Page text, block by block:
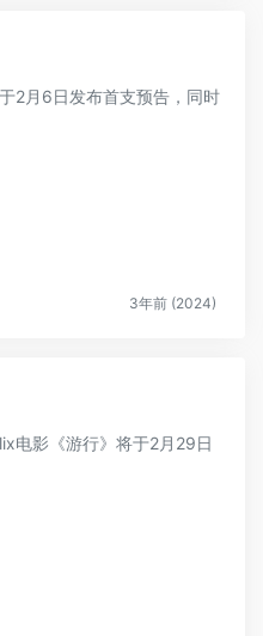
2月6日发布首支预告，同时
3年前 (2024)
电影《游行》将于2月29日